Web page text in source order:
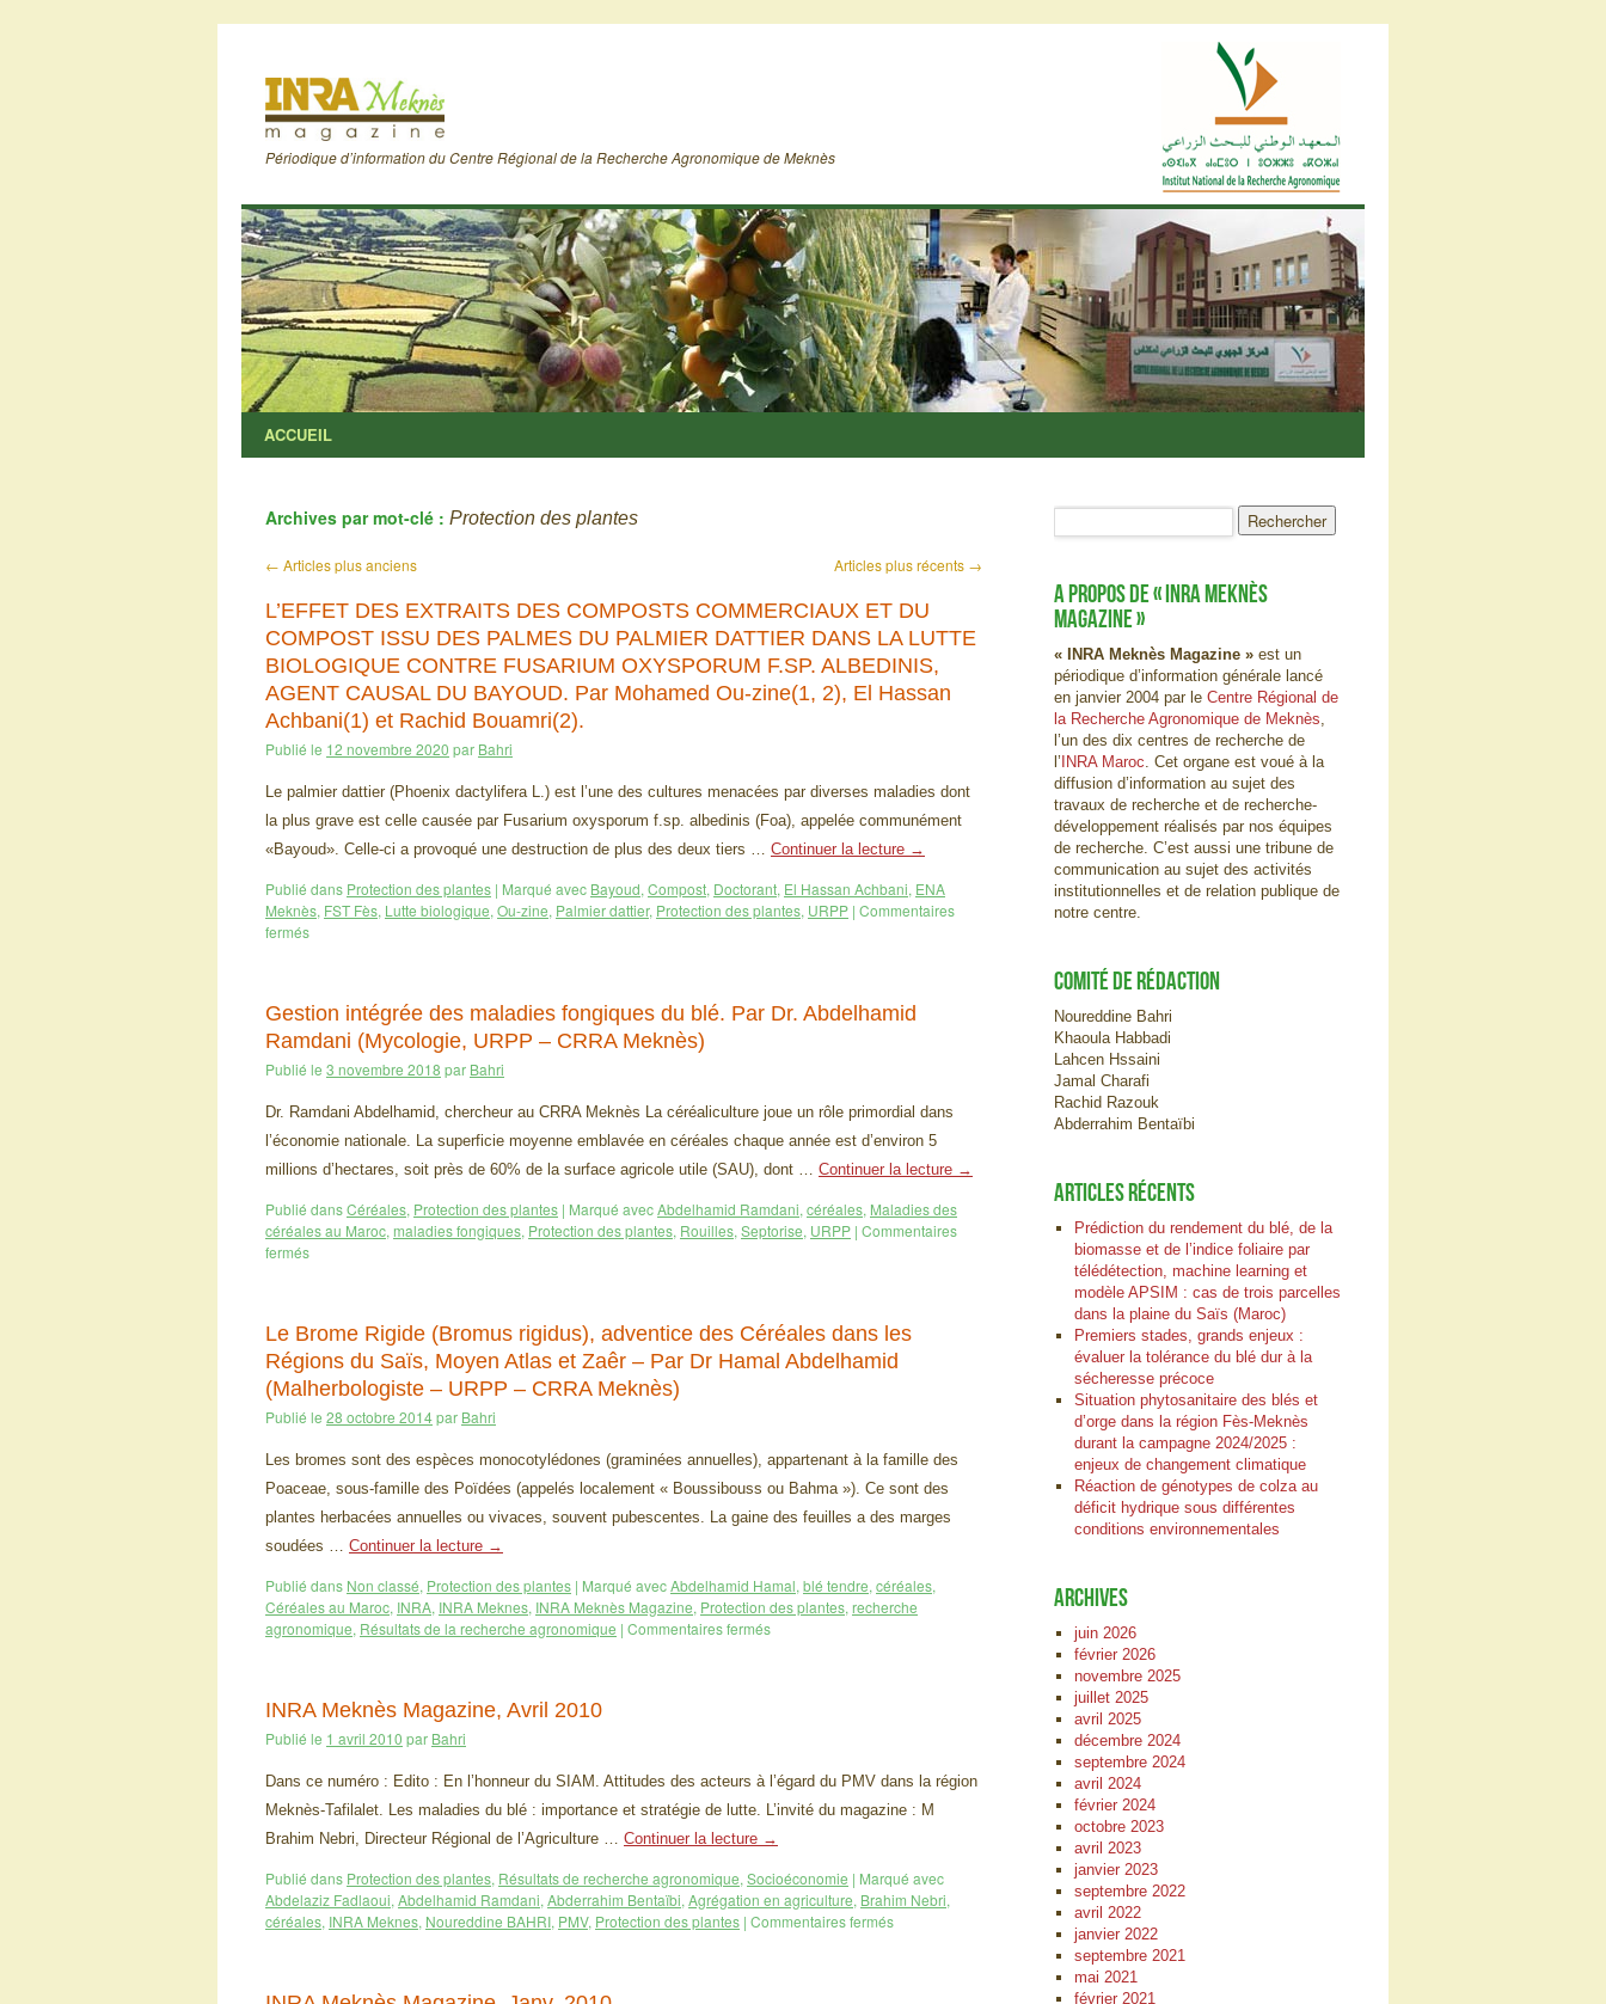
Périodique d’information du Centre Régional de la Recherche Agronomique de Meknès
ACCUEIL
Archives par mot-clé : Protection des plantes
← Articles plus anciens Articles plus récents →
L’EFFET DES EXTRAITS DES COMPOSTS COMMERCIAUX ET DU
COMPOST ISSU DES PALMES DU PALMIER DATTIER DANS LA LUTTE
BIOLOGIQUE CONTRE FUSARIUM OXYSPORUM F.SP. ALBEDINIS,
AGENT CAUSAL DU BAYOUD. Par Mohamed Ou-zine(1, 2), El Hassan
Achbani(1) et Rachid Bouamri(2).
Publié le 12 novembre 2020 par Bahri
Le palmier dattier (Phoenix dactylifera L.) est l’une des cultures menacées par diverses maladies dont
la plus grave est celle causée par Fusarium oxysporum f.sp. albedinis (Foa), appelée communément
«Bayoud». Celle-ci a provoqué une destruction de plus des deux tiers … Continuer la lecture →
Publié dans Protection des plantes | Marqué avec Bayoud, Compost, Doctorant, El Hassan Achbani, ENA
Meknès, FST Fès, Lutte biologique, Ou-zine, Palmier dattier, Protection des plantes, URPP | Commentaires
fermés
Gestion intégrée des maladies fongiques du blé. Par Dr. Abdelhamid
Ramdani (Mycologie, URPP – CRRA Meknès)
Publié le 3 novembre 2018 par Bahri
Dr. Ramdani Abdelhamid, chercheur au CRRA Meknès La céréaliculture joue un rôle primordial dans
l’économie nationale. La superficie moyenne emblavée en céréales chaque année est d’environ 5
millions d’hectares, soit près de 60% de la surface agricole utile (SAU), dont … Continuer la lecture →
Publié dansCéréales, Protection des plantes | Marqué avecAbdelhamid Ramdani, céréales, Maladies des
céréales au Maroc, maladies fongiques, Protection des plantes, Rouilles, Septorise, URPP | Commentaires
fermés
Le Brome Rigide (Bromus rigidus), adventice des Céréales dans les
Régions du Saïs, Moyen Atlas et Zaêr – Par Dr Hamal Abdelhamid
(Malherbologiste – URPP – CRRA Meknès)
Publié le 28 octobre 2014par Bahri
Les bromes sont des espèces monocotylédones (graminées annuelles), appartenant à la famille des
Poaceae, sous-famille des Poïdées (appelés localement « Boussibouss ou Bahma »). Ce sont des
plantes herbacées annuelles ou vivaces, souvent pubescentes. La gaine des feuilles a des marges
soudées … Continuer la lecture →
Publié dans Non classé, Protection des plantes | Marqué avecAbdelhamid Hamal, blé tendre, céréales,
Céréales au Maroc, INRA, INRA Meknes, INRA Meknès Magazine, Protection des plantes, recherche
agronomique, Résultats de la recherche agronomique | Commentaires fermés
INRA Meknès Magazine, Avril 2010
Publié le 1 avril 2010 par Bahri
Dans ce numéro : Edito : En l’honneur du SIAM. Attitudes des acteurs à l’égard du PMV dans la région
Meknès-Tafilalet. Les maladies du blé : importance et stratégie de lutte. L’invité du magazine : M
Brahim Nebri, Directeur Régional de l’Agriculture … Continuer la lecture →
Publié dans Protection des plantes, Résultats de recherche agronomique, Socioéconomie | Marqué avec
Abdelaziz Fadlaoui, Abdelhamid Ramdani, Abderrahim Bentaïbi, Agrégation en agriculture, Brahim Nebri,
céréales, INRA Meknes, Noureddine BAHRI, PMV, Protection des plantes | Commentaires fermés
A PROPOS DE « INRA MEKNÈS
MAGAZINE »
« INRA Meknès Magazine » est un
périodique d’information générale lancé
en janvier 2004 par le Centre Régional de
la Recherche Agronomique de Meknès,
l’un des dix centres de recherche de
l’ INRA Maroc. Cet organe est voué à la
diffusion d’information au sujet des
travaux de recherche et de recherche-
développement réalisés par nos équipes
de recherche. C’est aussi une tribune de
communication au sujet des activités
institutionnelles et de relation publique de
notre centre.
COMITÉ DE RÉDACTION
Noureddine Bahri
Khaoula Habbadi
Lahcen Hssaini
Jamal Charafi
Rachid Razouk
Abderrahim Bentaïbi
ARTICLES RÉCENTS
Prédiction du rendement du blé, de la
biomasse et de l’indice foliaire par
télédétection, machine learning et
modèle APSIM : cas de trois parcelles
dans la plaine du Saïs (Maroc)
Premiers stades, grands enjeux :
évaluer la tolérance du blé dur à la
sécheresse précoce
Situation phytosanitaire des blés et
d’orge dans la région Fès-Meknès
durant la campagne 2024/2025 :
enjeux de changement climatique
Réaction de génotypes de colza au
déficit hydrique sous différentes
conditions environnementales
ARCHIVES
juin 2026
février 2026
novembre 2025
juillet 2025
avril 2025
décembre 2024
septembre 2024
avril 2024
février 2024
octobre 2023
avril 2023
janvier 2023
septembre 2022
avril 2022
janvier 2022
septembre 2021
mai 2021
février 2021